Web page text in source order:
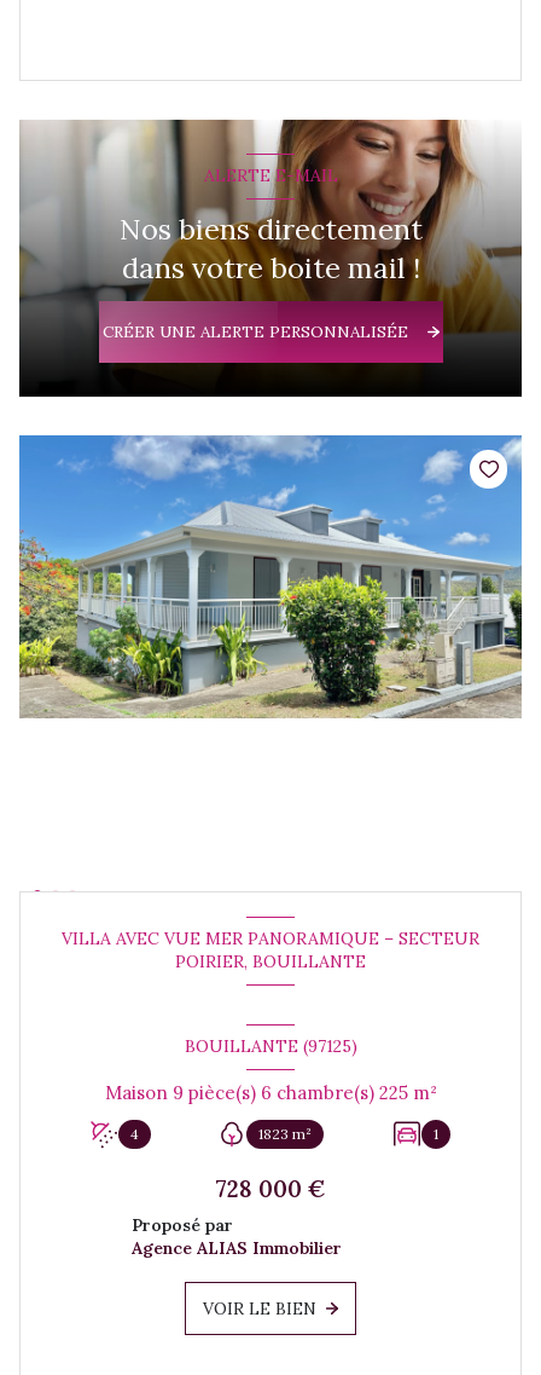
ALERTE E-MAIL
Nos biens directement
dans votre boite mail !
CRÉER UNE ALERTE PERSONNALISÉE
VILLA AVEC VUE MER PANORAMIQUE – SECTEUR
POIRIER, BOUILLANTE
BOUILLANTE (97125)
Maison 9 pièce(s) 6 chambre(s) 225 m²
4 1823 m² 1
728 000 €
Proposé par
Agence ALIAS Immobilier
VOIR LE BIEN